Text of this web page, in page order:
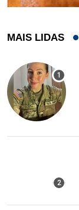
MAIS LIDAS